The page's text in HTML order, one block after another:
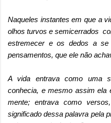
Naqueles instantes em que a
olhos turvos e semicerrados
estremecer e os dedos a se
pensamentos, que ele não
A vida entrava como uma
conhecia, e mesmo assim ela
mente; entrava como
significado dessa palavra pela